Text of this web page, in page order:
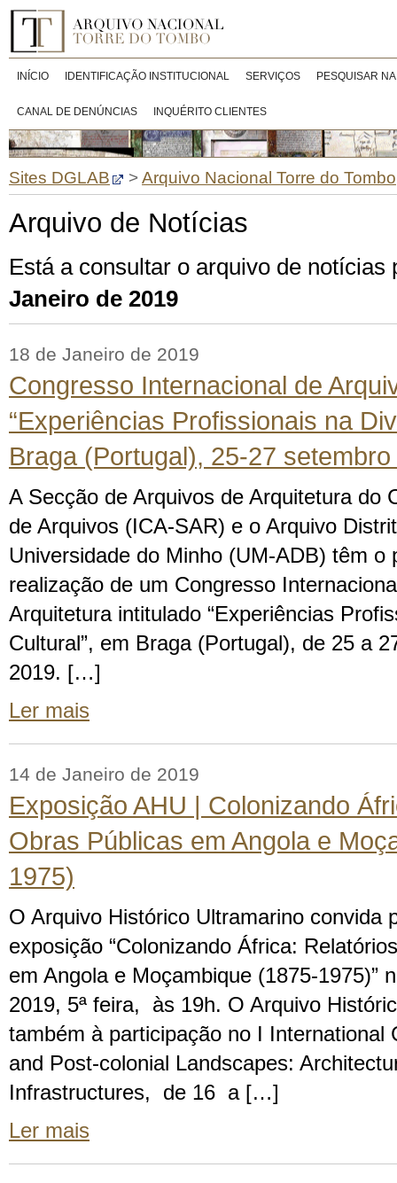
INÍCIO IDENTIFICAÇÃO INSTITUCIONAL SERVIÇOS PESQUISAR
CANAL DE DENÚNCIAS INQUÉRITO CLIENTES
Sites DGLAB >Arquivo Nacional Torre do Tombo
Arquivo de Notícias
Está a consultar o arquivo de notícias
Janeiro de 2019
18 de Janeiro de 2019
Congresso Internacional de
“Experiências Profissionais na
Braga (Portugal), 25-27
A Secção de Arquivos de Arquitetura do
de Arquivos (ICA-SAR) e o Arquivo
Universidade do Minho (UM-ADB) têm o
realização de um Congresso
Arquitetura intitulado “Experiências
Cultural”, em Braga (Portugal), de 25 a
2019. […]
Ler mais
14 de Janeiro de 2019
Exposição AHU | Colonizando
Obras Públicas em Angola e
1975)
O Arquivo Histórico Ultramarino convida
exposição “Colonizando África:
em Angola e Moçambique (1875-1975)”
2019, 5ª feira, às 19h. O Arquivo
também à participação no I International
and Post-colonial Landscapes:
Infrastructures, de 16 a […]
Ler mais